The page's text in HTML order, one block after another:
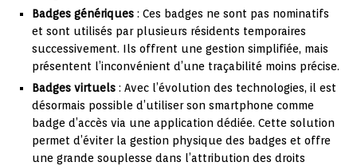
Badges génériques : Ces badges ne sont pas nominatifs
et sont utilisés par plusieurs résidents temporaires
successivement. Ils offrent une gestion simplifiée, mais
présentent l’inconvénient d’une traçabilité moins précise.
Badges virtuels : Avec l’évolution des technologies, il est
désormais possible d’utiliser son smartphone comme
badge d’accès via une application dédiée. Cette solution
permet d’éviter la gestion physique des badges et offre
une grande souplesse dans l’attribution des droits